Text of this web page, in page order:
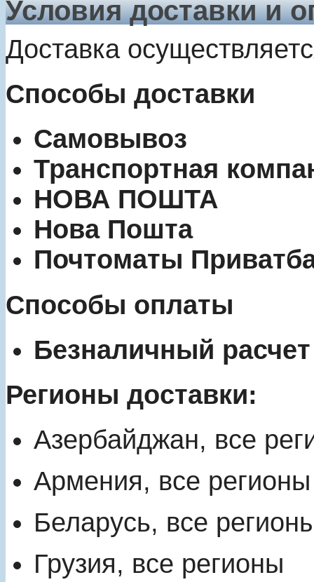
Условия доставки и
Доставка
Способы доставки
Самовывоз
Транспортная
НОВА ПОШТА
Нова Пошта
Почтоматы
Способы оплаты
Безналичный расчет
Регионы доставки:
Азербайджан, все
Армения, все регионы
Беларусь, все
Грузия, все регионы